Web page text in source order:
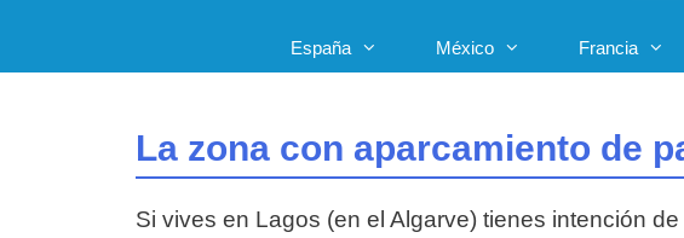
España México Francia
La zona con aparcamiento de
Si vives en Lagos (en el Algarve) tienes intención